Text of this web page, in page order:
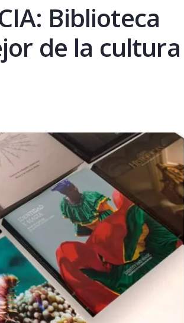
Hogar
Portátil
Internet
Robótica
Biblioteca
de la cultura